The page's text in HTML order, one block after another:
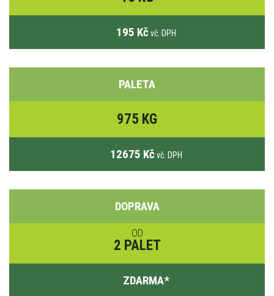
195 Kč vč. DPH
PALETA
975 KG
12675 Kč vč. DPH
DOPRAVA
OD
2 PALET
ZDARMA*